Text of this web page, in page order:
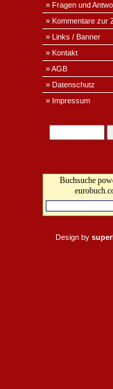
» Fragen und
» Kommentare zur
» Links / Banner
» Kontakt
» AGB
» Datenschutz
» Impressum
Buchsuche
Design by